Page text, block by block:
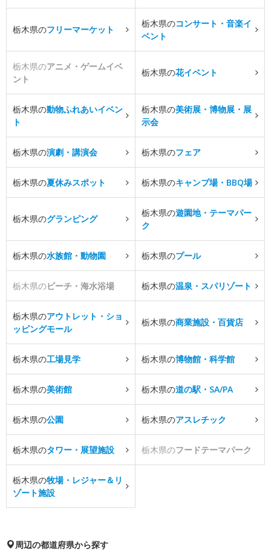
栃木県のフリーマーケット
栃木県のコンサート・音楽イ
ベント
栃木県のアニメ・ゲームイベ
ント
栃木県の花イベント
栃木県の動物ふれあいイベン
ト
栃木県の美術展・博物展・展
示会
栃木県の演劇・講演会 栃木県のフェア
栃木県の夏休みスポット 栃木県のキャンプ場・BBQ場
栃木県のグランピング
栃木県の遊園地・テーマパー
ク
栃木県の水族館・動物園 栃木県のプール
栃木県のビーチ・海水浴場 栃木県の温泉・スパリゾート
栃木県のアウトレット・ショ
ッピングモール
栃木県の商業施設・百貨店
栃木県の工場見学 栃木県の博物館・科学館
栃木県の美術館 栃木県の道の駅・SA/PA
栃木県の公園 栃木県のアスレチック
栃木県のタワー・展望施設 栃木県のフードテーマパーク
栃木県の牧場・レジャー＆リ
ゾート施設
周辺の都道府県から探す